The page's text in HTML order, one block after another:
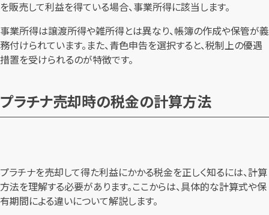
を販売して利益を得ている場合、事業所得に該当します。
事業所得は譲渡所得や雑所得とは異なり、帳簿の作成や保管が義
務付けられています。また、青色申告を選択すると、税制上の優遇
措置を受けられるのが特徴です。
プラチナ売却時の税金の計算方法
プラチナを売却して得た利益にかかる税金を正しく知るには、計算
方法を理解する必要があります。ここからは、具体的な計算式や保
有期間による違いについて解説します。